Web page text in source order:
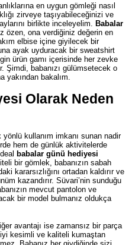
en uygun gömleği nasıl
zirveye taşıyabileceğinizi ve
birlikte inceleyelim. Babalar
özen, ona verdiğiniz değerin en
elbise içine giyilecek bir
ayak uyduracak bir sweatshirt
ürün gamı içerisinde her zevke
Şimdi, babanızı gülümsetecek o
yakından bakalım.
Olarak Neden
kullanım imkanı sunan nadir
hem de günlük aktivitelerde
babalar günü hediyesi
bir gömlek, babanızın sabah
kararsızlığını ortadan kaldırır ve
kazandırır. Süvari’nin sunduğu
mevcut pantolon ve
bir model bulmanız oldukça
avantajı ise zamansız bir parça
iyi kesimli ve kaliteli kumaştan